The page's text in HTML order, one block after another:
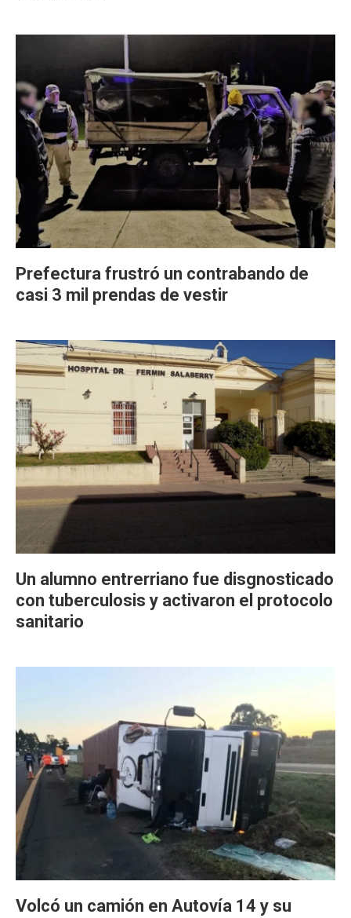
Prefectura frustró un contrabando de
casi 3 mil prendas de vestir
Un alumno entrerriano fue disgnosticado
con tuberculosis y activaron el protocolo
sanitario
Volcó un camión en Autovía 14 y su